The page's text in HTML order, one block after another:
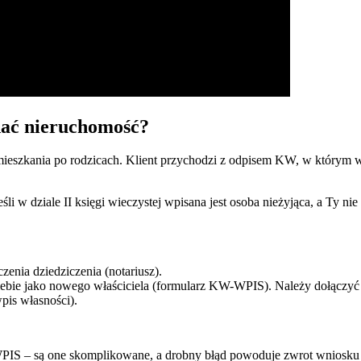
nieruchomość?
po rodzicach. Klient przychodzi z odpisem KW, w
w dziale II księgi wieczystej wpisana jest osoba nieżyjąca, a Ty
dziedziczenia (notariusz).
jako nowego właściciela (formularz KW-WPIS). Należy
własności).
– są one skomplikowane, a drobny błąd powoduje zwrot